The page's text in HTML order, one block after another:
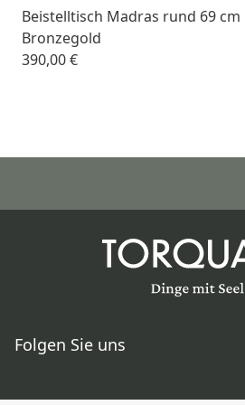
Beistelltisch Madras rund 69 cm
Bronzegold
390,00 €
Folgen Sie uns